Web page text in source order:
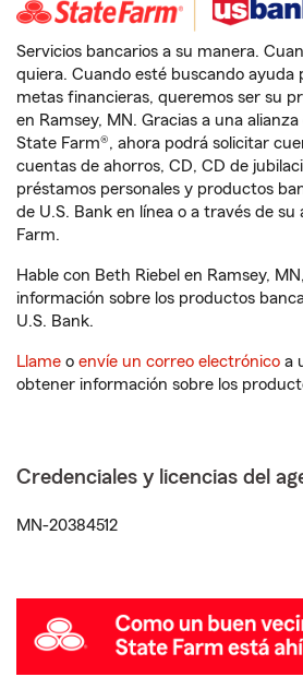
Servicios bancarios a su manera.
quiera. Cuando esté buscando ayuda
metas financieras, queremos ser su
en Ramsey, MN. Gracias a una
State Farm®, ahora podrá solicitar
cuentas de ahorros, CD, CD de
préstamos personales y productos
de U.S. Bank en línea o a través de
Farm.
Hable con Beth Riebel en Ramsey,
información sobre los productos
U.S. Bank.
Llame o envíe un correo electrónico a
obtener información sobre los
Credenciales y licencias del
MN-20384512